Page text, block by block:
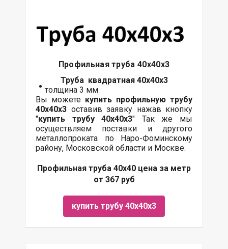
Профильная труба 40х40х3
Труба квадратная 40х40х3
толщина 3 мм
Вы можете купить профильную трубу
40х40х3 оставив заявку нажав кнопку
"купить трубу40х40х3" Так же мы
осуществляем поставки и другого
металлопроката по Наро-Фоминскому
району, Московской области и Москве.
Профильная труба 40х40 цена за метр
от 367 руб
купить трубу 40х40х3